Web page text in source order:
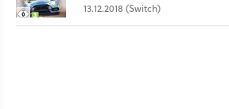
13.12.2018 (Switch)